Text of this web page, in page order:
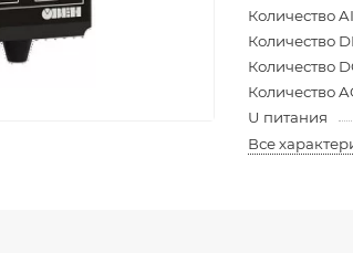
Количество AI
Количество DI
Количество
Количество
U питания
Все